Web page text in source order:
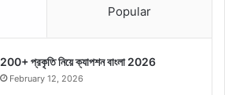
Popular
200+ প্রকৃতি নিয়ে ক্যাপশন বাংলা 2026
February 12, 2026